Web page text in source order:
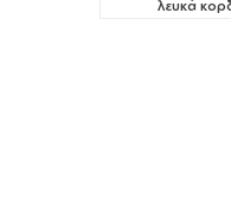
λευκά